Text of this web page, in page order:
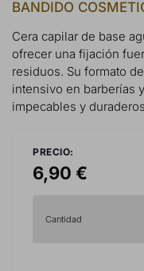
BANDIDO
Cera capilar de base
ofrecer una fijación
residuos. Su formato
intensivo en barberías
impecables y
PRECIO:
6,90 €
Cantidad